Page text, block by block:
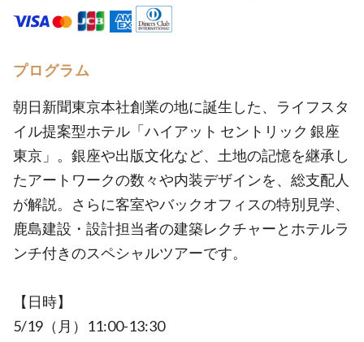
プログラム
朝日新聞東京本社創業の地に誕生した、ライフスタ
イル提案型ホテル「ハイアット セントリック 銀座
東京」。銀座や出版文化など、土地の記憶を継承し
たアートワークの数々や内装デザインを、総支配人
が解説。さらに客室やバックオフィスの特別見学、
鹿島建設・設計担当者の建築レクチャーとホテルラ
ンチ付きのスペシャルツアーです。
【日時】
5/19（月）11:00-13:30